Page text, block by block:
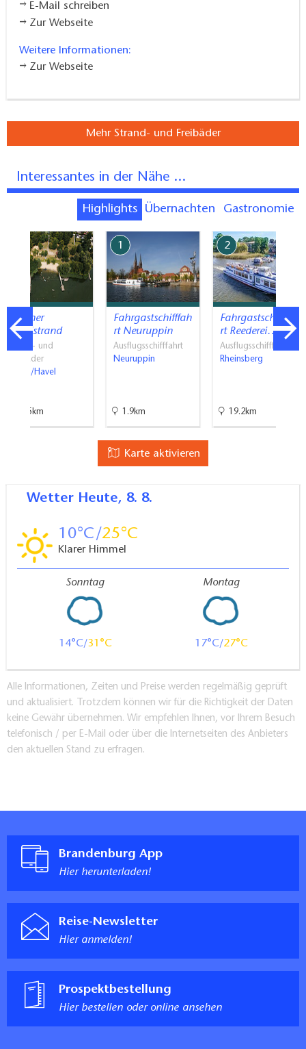
E-Mail schreiben
Zur Webseite
Weitere Informationen:
Zur Webseite
Mehr Strand- und Freibäder
Interessantes in der Nähe ...
Highlights Übernachten Gastronomie
Ketziner
Havelstrand
Strand- und
Freibäder
Ketzin/Havel
50.5km
1
Fahrgastschifffah
rt Neuruppin
Ausflugsschifffahrt
Neuruppin
1.9km
2
Fahrgastschifffah
rt Reederei…
Ausflugsschifffahrt
Rheinsberg
19.2km
Karte aktivieren
Wetter Heute, 8. 8.
10 25
Klarer Himmel
Sonntag
14 31
Montag
17 27
Alle Informationen, Zeiten und Preise werden regelmäßig geprüft
und aktualisiert. Trotzdem können wir für die Richtigkeit der Daten
keine Gewähr übernehmen. Wir empfehlen Ihnen, vor Ihrem Besuch
telefonisch / per E-Mail oder über die Internetseiten des Anbieters
den aktuellen Stand zu erfragen.
Brandenburg App
Hier herunterladen!
Reise-Newsletter
Hier anmelden!
Prospektbestellung
Hier bestellen oder online ansehen